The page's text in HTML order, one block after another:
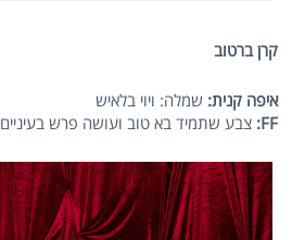
קרן ברטוב
איפה קנית: שמלה: ויוי בלאיש
FF
: צבע שתמיד בא טוב ועושה פרש בעיניים